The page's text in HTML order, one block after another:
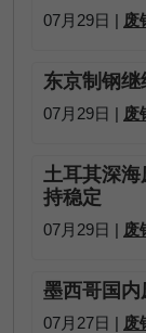
07月29日 | 废
东京制钢
07月29日 | 废
土耳其深
持稳定
07月29日 | 废
墨西哥国
07月27日 | 废